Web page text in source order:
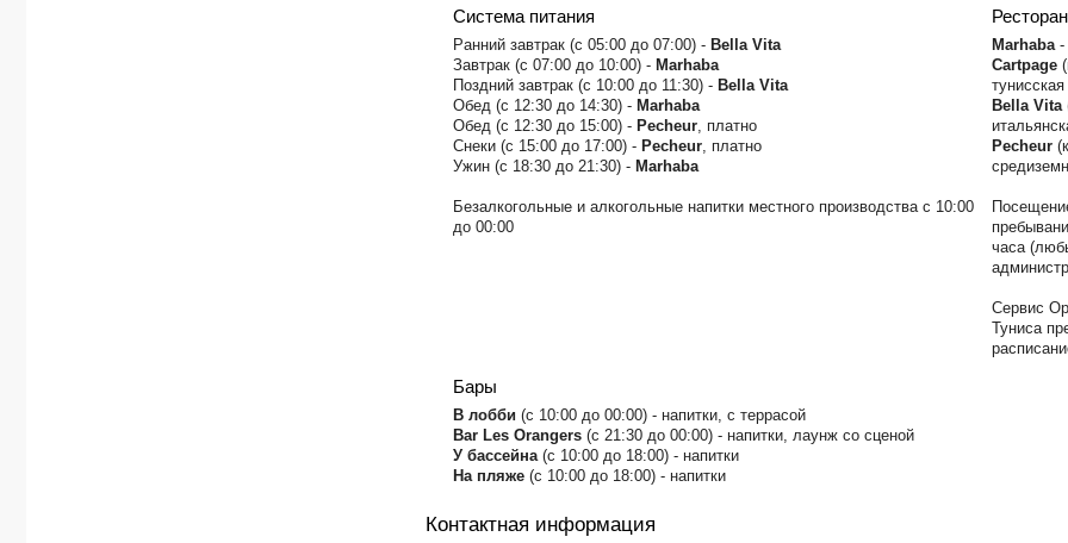
Система питания
Ранний завтрак (с 05:00 до 07:00) - Bella Vita
Завтрак (с 07:00 до 10:00) - Marhaba
Поздний завтрак (с 10:00 до 11:30) - Bella Vita
Обед (с 12:30 до 14:30) - Marhaba
Обед (с 12:30 до 15:00) - Pecheur, платно
Снеки (с 15:00 до 17:00) - Pecheur, платно
Ужин (с 18:30 до 21:30) - Marhaba
Безалкогольные и алкогольные напитки местного производства с 10:00
до 00:00
Marhaba -
Cartрage
Bella Vita
Pecheur
часа
Сервис
Туниса
Бары
В лобби (с 10:00 до 00:00) - напитки, с террасой
Bar Les Orangers(с 21:30 до 00:00) - напитки, лаунж со сценой
У бассейна(с 10:00 до 18:00) - напитки
На пляже (с 10:00 до 18:00) - напитки
Контактная информация